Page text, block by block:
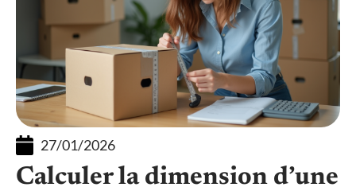
27/01/2026
Calculer la dimension d’une